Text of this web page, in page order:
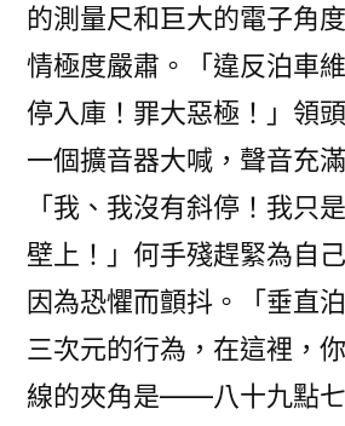
的測量尺和巨大的電子角
情極度嚴肅。「違反泊車
停入庫！罪大惡極！」領
一個擴音器大喊，聲音充
「我、我沒有斜停！我只
壁上！」何手殘趕緊為自
因為恐懼而顫抖。「垂直
三次元的行為，在這裡，
線的夾角是——八十九點